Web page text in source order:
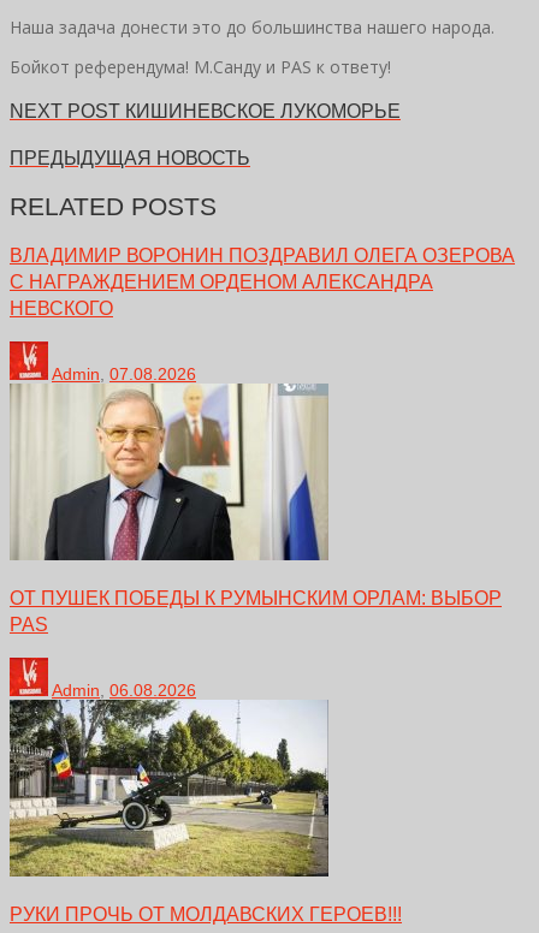
Наша задача донести это до большинства нашего народа.
Бойкот референдума! М.Санду и PAS к ответу!
NEXT POST КИШИНЕВСКОЕ ЛУКОМОРЬЕ
ПРЕДЫДУЩАЯ НОВОСТЬ
RELATED POSTS
ВЛАДИМИР ВОРОНИН ПОЗДРАВИЛ ОЛЕГА ОЗЕРОВА
С НАГРАЖДЕНИЕМ ОРДЕНОМ АЛЕКСАНДРА
НЕВСКОГО
Admin 07.08.2026
ОТ ПУШЕК ПОБЕДЫ К РУМЫНСКИМ ОРЛАМ: ВЫБОР
PAS
Admin 06.08.2026
РУКИ ПРОЧЬ ОТ МОЛДАВСКИХ ГЕРОЕВ!!!